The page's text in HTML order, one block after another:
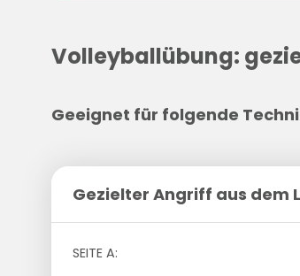
Volleyballübung:
Geeignet für folgende
Gezielter Angriff aus dem
SEITE A: